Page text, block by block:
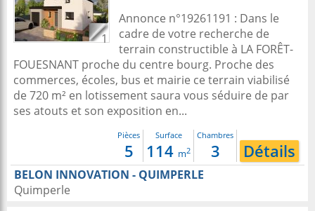
1
Annonce n°19261191 : Dans le
cadre de votre recherche de
terrain constructible à LA FORÊT-
FOUESNANT proche du centre bourg. Proche des
commerces, écoles, bus et mairie ce terrain viabilisé
de 720 m² en lotissement saura vous séduire de par
ses atouts et son exposition en...
Pièces
5
Surface
114 m2
Chambres
3 Détails
BELON INNOVATION - QUIMPERLE
Quimperle